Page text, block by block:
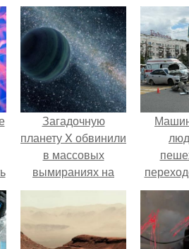
Загадочную
планету X обвинили
в массовых
вымираниях на
Земле.